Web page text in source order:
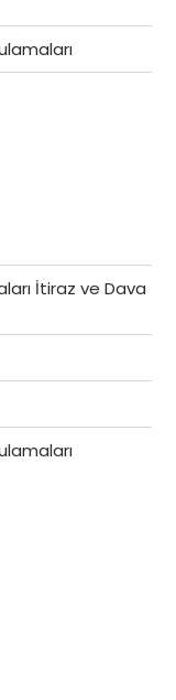
İtiraz ve Dava